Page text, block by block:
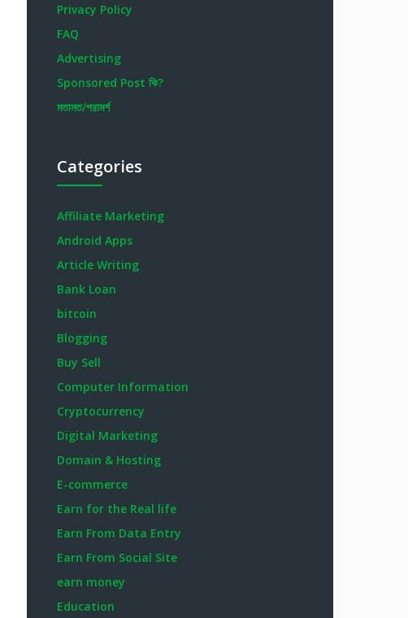
Privacy Policy
FAQ
Advertising
Sponsored Post কি?
মতামত/পরামর্শ
Categories
Affiliate Marketing
Android Apps
Article Writing
Bank Loan
bitcoin
Blogging
Buy Sell
Computer Information
Cryptocurrency
Digital Marketing
Domain & Hosting
E-commerce
Earn for the Real life
Earn From Data Entry
Earn From Social Site
earn money
Education